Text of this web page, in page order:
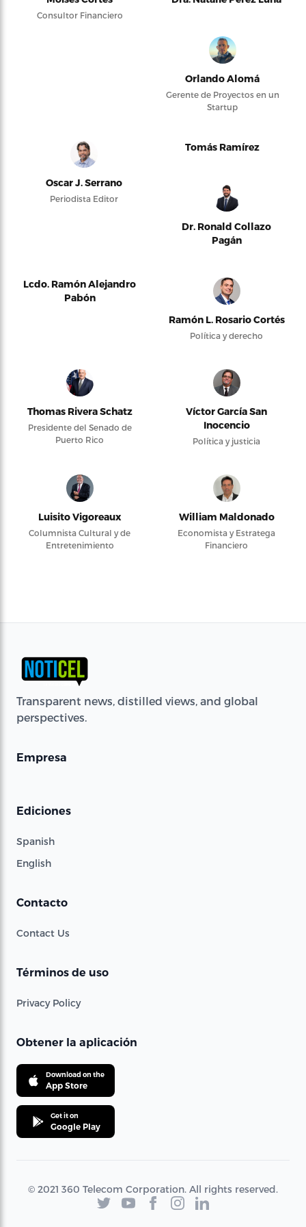
Consultor Financiero
Orlando Alomá
Gerente de Proyectos en un
Startup
Oscar J. Serrano
Periodista Editor
Tomás Ramírez
Dr. Ronald Collazo
Pagán
Lcdo. Ramón Alejandro
Pabón
Ramón L. Rosario Cortés
Política y derecho
Thomas Rivera Schatz
Presidente del Senado de
Puerto Rico
Víctor García San
Inocencio
Política y justicia
Luisito Vigoreaux
Columnista Cultural y de
Entretenimiento
William Maldonado
Economista y Estratega
Financiero
Transparent news, distilled views, and global
perspectives.
Empresa
Ediciones
Spanish
English
Contacto
Contact Us
Términos de uso
Privacy Policy
Obtener la aplicación
Download on the
App Store
Get it on
Google Play
© 2021 360 Telecom Corporation. All rights reserved.